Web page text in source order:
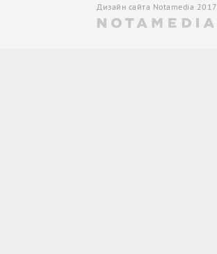
Дизайн сайта Notamedia 2017